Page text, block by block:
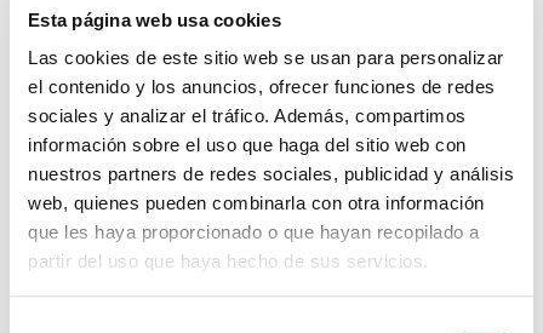
Esta página web usa cookies
Las cookies de este sitio web se usan para personalizar
el contenido y los anuncios, ofrecer funciones de redes
sociales y analizar el tráfico. Además, compartimos
información sobre el uso que haga del sitio web con
nuestros partners de redes sociales, publicidad y análisis
web, quienes pueden combinarla con otra información
que les haya proporcionado o que hayan recopilado a
partir del uso que haya hecho de sus servicios.
original
137,00€.
actual
130,00€.
Elisièr Tratamiento Instantaneo 50ml
48,00€ El
precio
original
era:
48,00€.
45,00 €El
precio
actual
es:
45,00€.
(IVA incluido)
Paleta de Maquillaje Avon
32,99€ El
precio
original
era:
32,99€.
28,50€El
precio
actual
es:
28,50€.
(IVA incluido)
Maquíllate
precio
8,50
El(IVA incluido)